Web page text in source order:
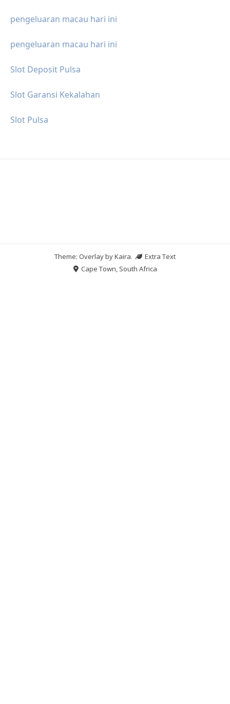
pengeluaran macau hari ini
pengeluaran macau hari ini
Slot Deposit Pulsa
Slot Garansi Kekalahan
Slot Pulsa
Theme: Overlay byKaira.
Extra Text
Cape Town, South Africa